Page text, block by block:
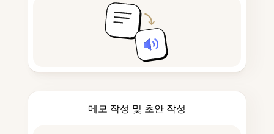
메모 작성 및 초안 작성